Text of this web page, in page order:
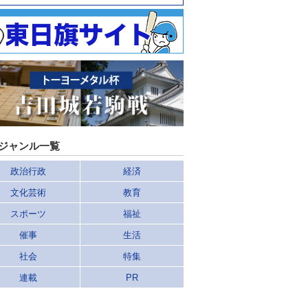
ャンル一覧
政治行政 経済
文化芸術 教育
スポーツ 福祉
催事 生活
社会 特集
連載 PR